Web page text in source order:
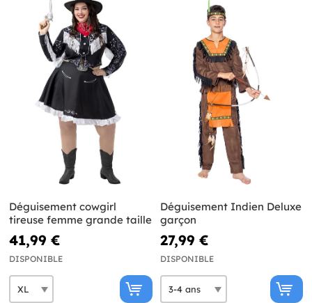
Déguisement cowgirl
tireuse femme grande taille
41,99 €
DISPONIBLE
Déguisement Indien Deluxe
garçon
27,99 €
DISPONIBLE